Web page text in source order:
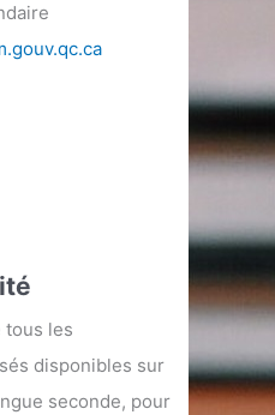
tous les
disponibles sur
seconde, pour